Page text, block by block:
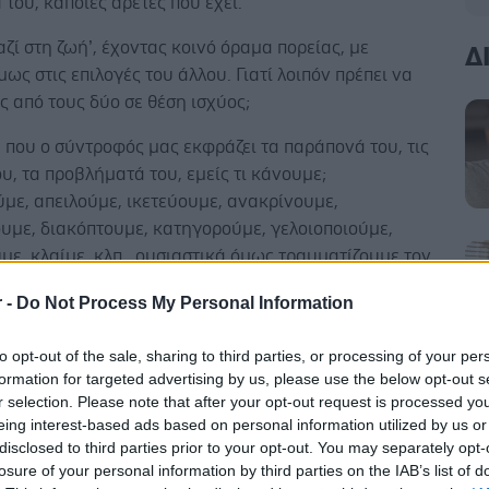
- Do Not Process My Personal Information
opt-out of the sale, sharing to third parties, or processing of your
for targeted advertising by us, please use the below opt-out
selection. Please note that after your opt-out request is processed
interest-based ads based on personal information utilized by us
to third parties prior to your opt-out. You may separately
of your personal information by third parties on the IAB’s list of
στη ζωή’, έχοντας κοινό όραμα πορείας, με
στις επιλογές του άλλου. Γιατί λοιπόν πρέπει να
από τους δύο σε θέση ισχύος;
ο σύντροφός μας εκφράζει τα παράπονά του, τις
τα προβλήματά του, εμείς τι κάνουμε;
απειλούμε, ικετεύουμε, ανακρίνουμε,
διακόπτουμε, κατηγορούμε, γελοιοποιούμε,
κλαίμε, κλπ...ουσιαστικά όμως τραυματίζουμε τον
και όχι μόνο εκείνος που φαινομενικά άρχισε τη
πρέπει λοιπόν να κατηγορούμε αποκλειστικά και
αλλά να είμαστε σε θέση να αναλάβουμε την
δικών μας πράξεων, αντιδράσεων, συμπεριφορών.
μειώσουμε τις συγκρούσεις και να ζούμε πιο